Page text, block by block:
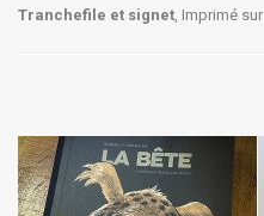
Tranchefile et signet, Imprimé sur